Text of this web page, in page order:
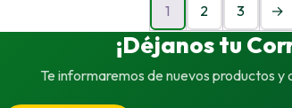
1 2 3 →
¡Déjanos tu
Te informaremos de nuevos productos